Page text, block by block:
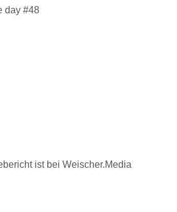
day #48
ist bei Weischer.Media